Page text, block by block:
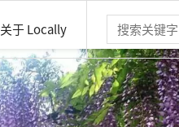
关于 Locally